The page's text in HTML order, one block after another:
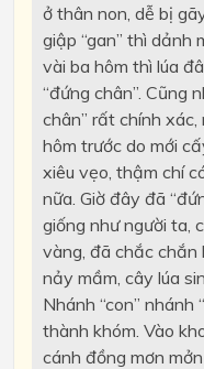
ở thân non, dễ bị
giập “gan” thì dảnh
vài ba hôm thì lúa
“đứng chân”. Cũng
chân” rất chính
hôm trước do mới
xiêu vẹo, thậm chí
nữa. Giờ đây đã
giống như người ta,
vàng, đã chắc chắn
nảy mầm, cây lúa
Nhánh “con” nhánh
thành khóm. Vào
cánh đồng mơn